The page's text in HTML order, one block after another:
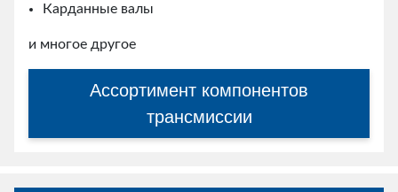
Карданные валы
и многое другое
Ассортимент компонентов
трансмиссии